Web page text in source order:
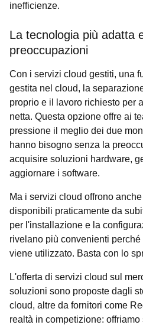
inefficienze.
La tecnologia più adatta
preoccupazioni
Con i servizi cloud gestiti, una
gestita nel cloud, la
proprio e il lavoro richiesto per
netta. Questa opzione offre ai
pressione il meglio dei due
hanno bisogno senza la
acquisire soluzioni hardware,
aggiornare i software.
Ma i servizi cloud offrono
disponibili praticamente da
per l'installazione e la
rivelano più convenienti
viene utilizzato. Basta con lo
L'offerta di servizi cloud sul
soluzioni sono proposte dagli
cloud, altre da fornitori come
realtà in competizione: